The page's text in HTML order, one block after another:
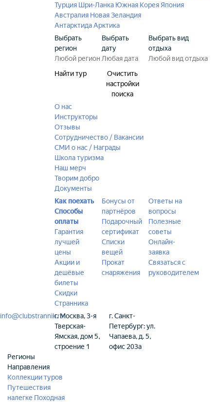
Турция Шри-Ланка Южная Корея Япония
Австралия Новая Зеландия
АнтарктидаАрктика
Выбрать
регион
Выбрать
дату
Выбрать вид
отдыха
Найти тур
Очистить
настройки
поиска
О нас
Инструкторы
Отзывы
Сотрудничество / Вакансии
СМИ о нас / Награды
Школа туризма
Наш мерч
Творим добро
Документы
Как поехать
Способы
оплаты
Гарантия
лучшей
цены
Акции и
дешёвые
билеты
Скидки
Странника
Бонусы от
партнёров
Подарочный
сертификат
Списки
вещей
Прокат
снаряжения
Ответы на
вопросы
Полезные
советы
Онлайн-
заявка
Связаться с
руководителем
info@clubstrannik.ruг. Москва, 3-я
Тверская-
Ямская, дом 5,
строение 1
г. Санкт-
Петербург: ул.
Чапаева, д. 5,
офис 203а
Регионы
Направления
Коллекции туров
Путешествия
налегке Походная